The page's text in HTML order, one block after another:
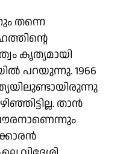
തന്നെ
കൃത്യമായി
പറയുന്നു. 1966
താന്‍